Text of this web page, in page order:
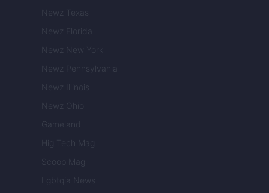
Newz Texas
Newz Florida
Newz New York
Newz Pennsylvania
Newz Illinois
Newz Ohio
Gameland
Hig Tech Mag
Scoop Mag
Lgbtqia News